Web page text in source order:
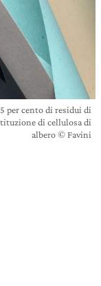
per cento di residui di
di cellulosa di
albero © Favini